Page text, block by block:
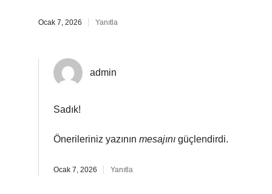
Ocak 7, 2026 Yanıtla
admin
Sadık!
Önerileriniz yazının mesajını güçlendirdi.
Ocak 7, 2026 Yanıtla